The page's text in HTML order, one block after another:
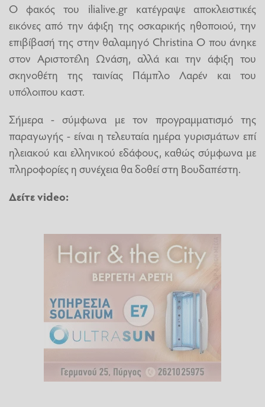
Ο φακός του ilialive.gr κατέγραψε αποκλειστικές
εικόνες από την άφιξη της οσκαρικής ηθοποιού, την
επιβίβασή της στην θαλαμηγό Christina O που άνηκε
στον Αριστοτέλη Ωνάση, αλλά και την άφιξη του
σκηνοθέτη της ταινίας Πάμπλο Λαρέν και του
υπόλοιπου καστ.
Σήμερα - σύμφωνα με τον προγραμματισμό της
παραγωγής - είναι η τελευταία ημέρα γυρισμάτων επί
ηλειακού και ελληνικού εδάφους, καθώς σύμφωνα με
πληροφορίες η συνέχεια θα δοθεί στη Βουδαπέστη.
Δείτε video: